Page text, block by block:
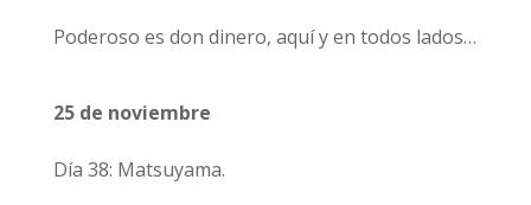
Poderoso es don dinero, aquí y en todos lados…
25 de noviembre
Día 38: Matsuyama.